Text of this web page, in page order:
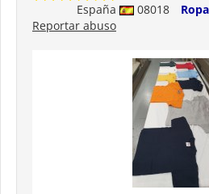
España 08018
Reportar abuso